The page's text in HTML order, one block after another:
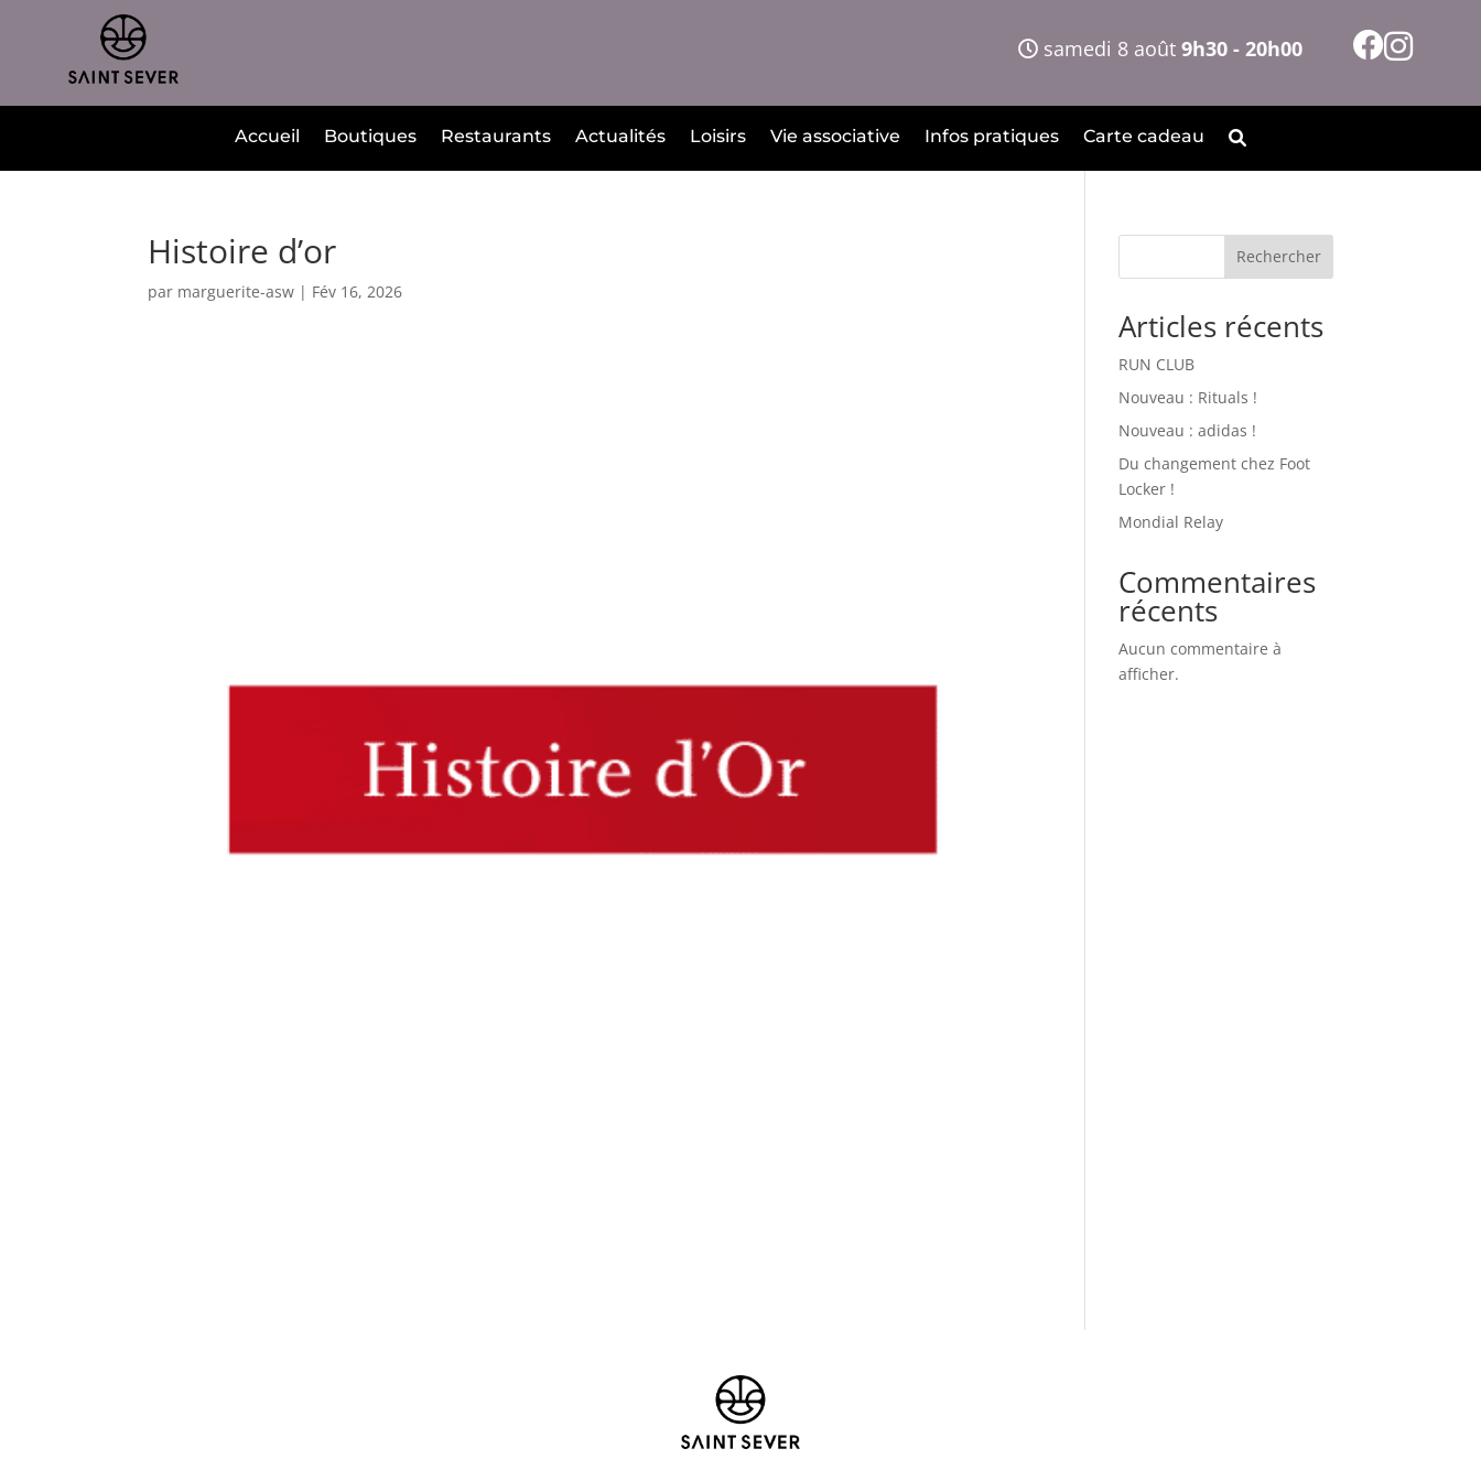
samedi 8 août 9h30 - 20h00
Accueil Boutiques Restaurants Actualités Loisirs Vie associative Infos pratiques Carte cadeau
Histoire d’or
par marguerite-asw | Fév 16, 2026
Rechercher
Articles récents
RUN CLUB
Nouveau : Rituals !
Nouveau : adidas !
Du changement chez Foot
Locker !
Mondial Relay
Commentaires
récents
Aucun commentaire à
afficher.